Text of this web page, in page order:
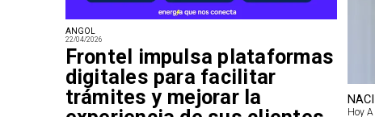
ANGOL
22/04/2026
Frontel impulsa plataformas
digitales para facilitar
trámites y mejorar la
Hoy